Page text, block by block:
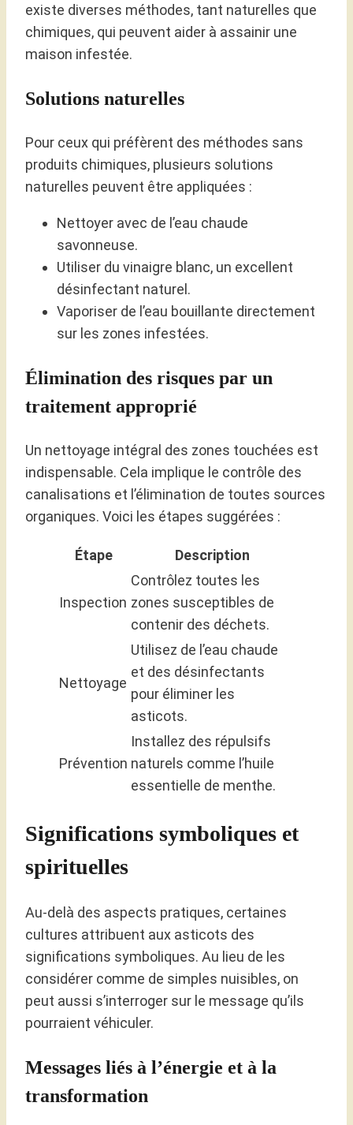
existe diverses méthodes, tant naturelles que
chimiques, qui peuvent aider à assainir une
maison infestée.
Solutions naturelles
Pour ceux qui préfèrent des méthodes sans
produits chimiques, plusieurs solutions
naturelles peuvent être appliquées :
Nettoyer avec de l’eau chaude
savonneuse.
Utiliser du vinaigre blanc, un excellent
désinfectant naturel.
Vaporiser de l’eau bouillante directement
sur les zones infestées.
Élimination des risques par un
traitement approprié
Un nettoyage intégral des zones touchées est
indispensable. Cela implique le contrôle des
canalisations et l’élimination de toutes sources
organiques. Voici les étapes suggérées :
Étape Description
Inspection
Contrôlez toutes les
zones susceptibles de
contenir des déchets.
Nettoyage
Utilisez de l’eau chaude
et des désinfectants
pour éliminer les
asticots.
Prévention
Installez des répulsifs
naturels comme l’huile
essentielle de menthe.
Significations symboliques et
spirituelles
Au-delà des aspects pratiques, certaines
cultures attribuent aux asticots des
significations symboliques. Au lieu de les
considérer comme de simples nuisibles, on
peut aussi s’interroger sur le message qu’ils
pourraient véhiculer.
Messages liés à l’énergie et à la
transformation